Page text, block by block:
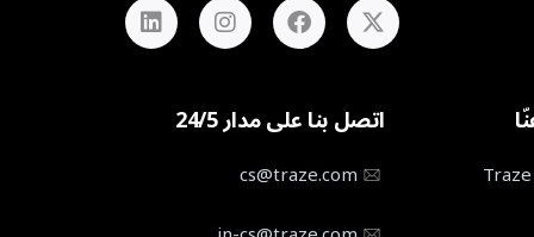
اتصل بنا على مدار 24/5
cs@traze.com